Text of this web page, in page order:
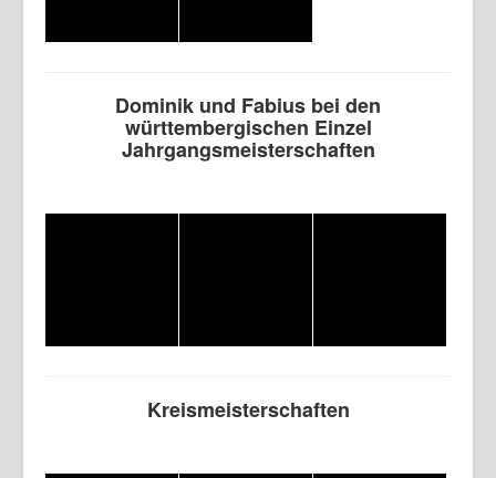
Dominik und Fabius bei den
württembergischen Einzel
Jahrgangsmeisterschaften
Kreismeisterschaften